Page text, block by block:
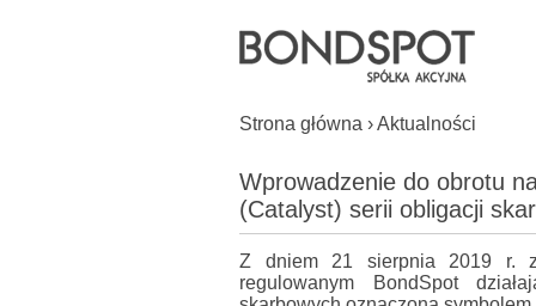
Strona główna ›Aktualności
Wprowadzenie do obrotu
(Catalyst) serii obligacji
Z dniem 21 sierpnia 2019 r.
regulowanym BondSpot